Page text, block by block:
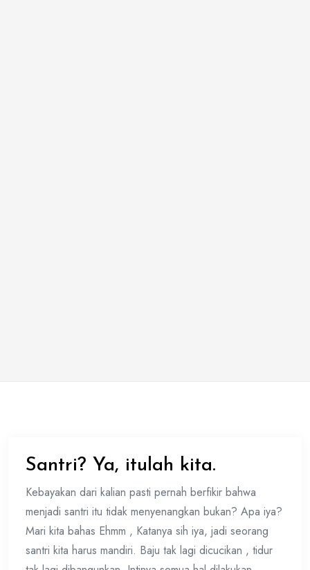
Santri? Ya, itulah kita.
Kebayakan dari kalian pasti pernah berfikir bahwa
menjadi santri itu tidak menyenangkan bukan? Apa iya?
Mari kita bahas Ehmm , Katanya sih iya, jadi seorang
santri kita harus mandiri. Baju tak lagi dicucikan , tidur